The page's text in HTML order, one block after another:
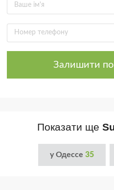
Залишити
Показати ще
у Одессе 35